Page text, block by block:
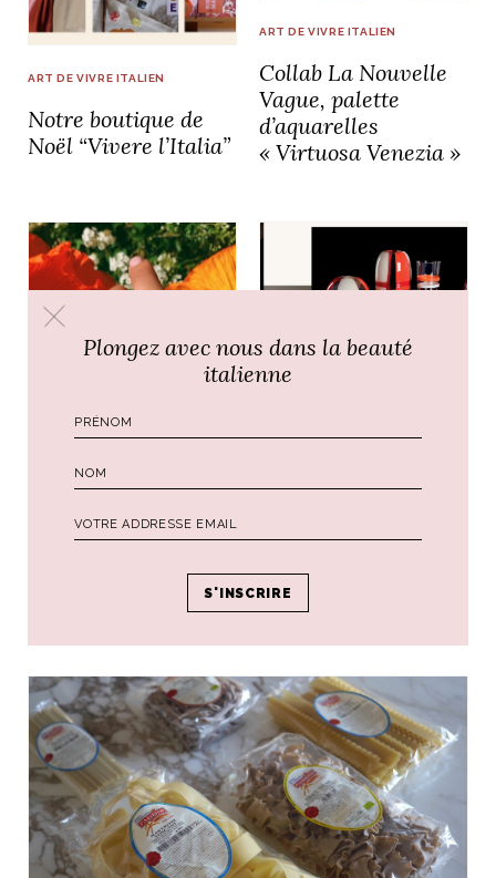
ART DE VIVRE ITALIEN
Notre boutique de
Noël “Vivere l’Italia”
ART DE VIVRE ITALIEN
Collab La Nouvelle
Vague, palette
d’aquarelles
« Virtuosa Venezia »
tradition de bijoux
en filigrane sarde
italien, le verre de
Plongez avec nous dans la beauté
italienne